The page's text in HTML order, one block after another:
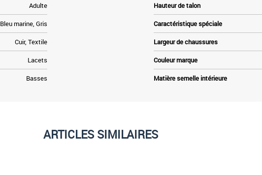
Adulte
Bleu marine, Gris
Cuir, Textile
Lacets
Basses
Hauteur de talon
Caractéristique spéciale
Largeur de chaussures
Couleur marque
Matière semelle intérieure
ARTICLES SIMILAIRES